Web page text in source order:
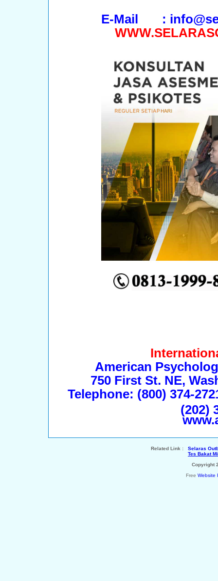
E-Mail :
American
750 First St. NE,
Telephone: (800) 374-
(202)
Related Link : Selaras
Tes Bakat
Copyright
Free Website